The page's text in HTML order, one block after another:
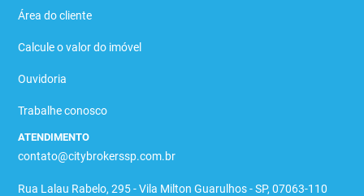
Área do cliente
Calcule o valor do imóvel
Ouvidoria
Trabalhe conosco
ATENDIMENTO
contato@citybrokerssp.com.br
Rua Lalau Rabelo, 295 - Vila Milton Guarulhos - SP, 07063-110